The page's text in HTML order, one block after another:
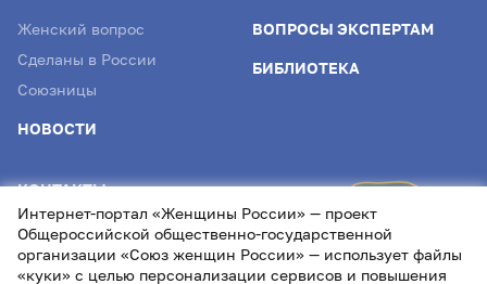
Женский вопрос
Сделаны в России
Союзницы
НОВОСТИ
ВОПРОСЫ ЭКСПЕРТАМ
БИБЛИОТЕКА
КОНТАКТЫ
info@womenofrussia.online
Интернет-портал «Женщины России» — проект
Общероссийской общественно-государственной
организации «Союз женщин России» — использует файлы
«куки» с целью персонализации сервисов и повышения